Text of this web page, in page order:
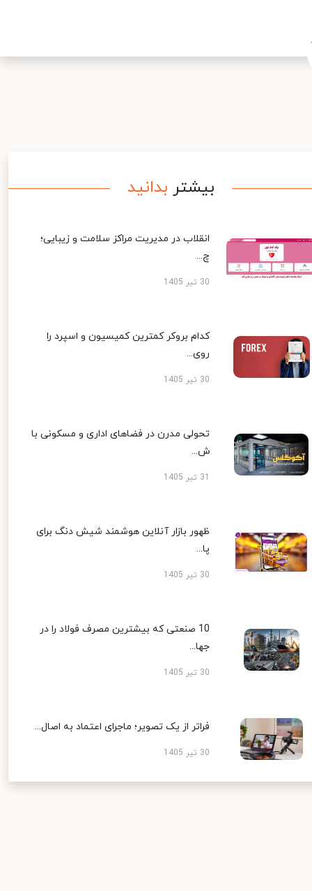
بیشتر بدانید
انقلاب در مدیریت مراکز سلامت و زیبایی؛
چ...
30 تیر 1405
کدام بروکر کمترین کمیسیون و اسپرد را
روی...
30 تیر 1405
تحولی مدرن در فضاهای اداری و مسکونی با
ش...
ظهور بازار آنلاین هوشمند شیش دنگ برای
پا...
30 تیر 1405
10 صنعتی که بیشترین مصرف فولاد را در
جها...
30 تیر 1405
فراتر از یک تصویر؛ ماجرای اعتماد به اصال...
30 تیر 1405